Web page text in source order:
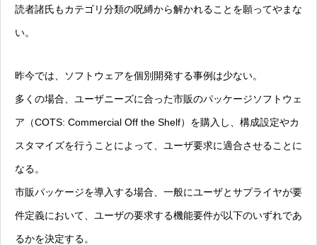
読者諸氏もカテゴリ分類の呪縛から解かれることを願ってやまな
い。
昨今では、ソフトウェアを個別開発する事例は少ない。
多くの場合、ユーザニーズに合った市販のパッケージソフトウェ
ア（COTS: Commercial Off the Shelf）を購入し、構成設定やカ
スタマイズを行うことによって、ユーザ要求に適合させることに
なる。
市販パッケージを導入する場合、一般にユーザとサプライヤが要
件定義において、ユーザの要求する機能要件が以下のいずれであ
るかを決定する。